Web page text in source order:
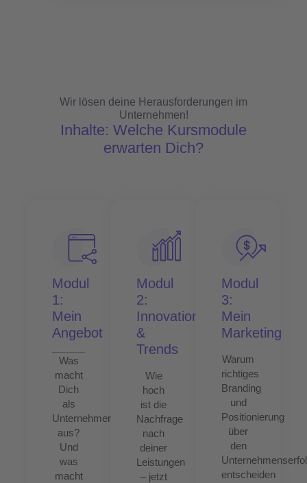
Wir lösen deine Herausforderungen im
Unternehmen!
Inhalte: Welche Kursmodule
erwarten Dich?
Modul
1:
Mein
Angebot
Was
macht
Dich
als
Unternehmer:in
aus?
Und
was
macht
Modul
2:
Innovation
&
Trends
Wie
hoch
ist die
Nachfrage
nach
deiner
Leistungen
– jetzt
Modul
3:
Mein
Marketing
Warum
richtiges
Branding
und
Positionierung
über
den
entscheiden